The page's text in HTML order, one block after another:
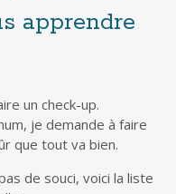
apprendre
un check-up.
je demande à faire
que tout va bien.
de souci, voici la liste